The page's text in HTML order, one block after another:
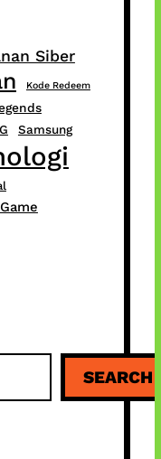
Siber
Kode Redeem
Samsung
SEARCH